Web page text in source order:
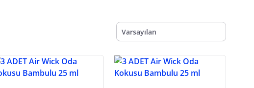
Varsayılan